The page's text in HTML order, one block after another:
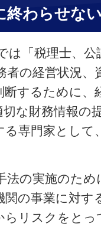
終わらせな
は「税理士、公
の経営状況、
断するために、
な財務情報の
る専門家として
法の実施のた
関の事業に対す
らリスクをと